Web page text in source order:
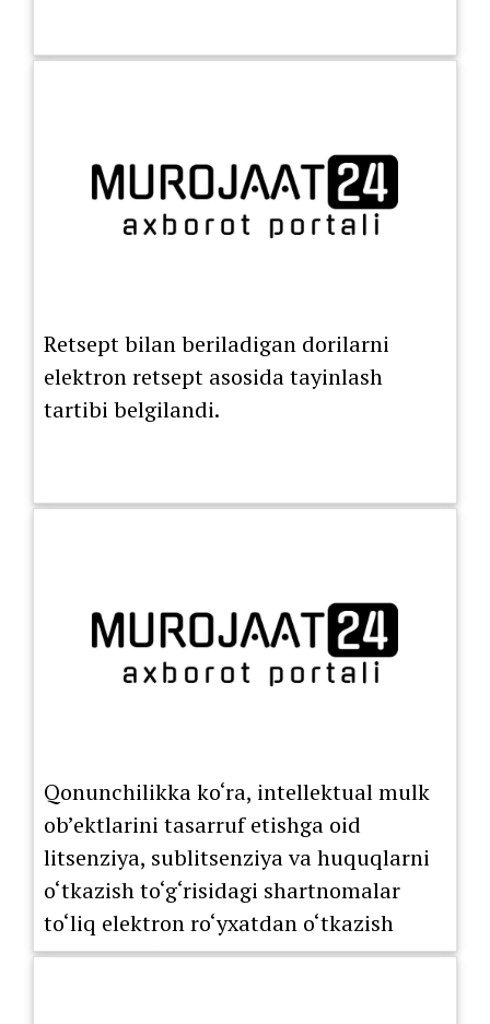
Retsept bilan beriladigan dorilarni
elektron retsept asosida tayinlash
tartibi belgilandi.
Qonunchilikka ko‘ra, intellektual mulk
ob’ektlarini tasarruf etishga oid
litsenziya, sublitsenziya va huquqlarni
o‘tkazish to‘g‘risidagi shartnomalar
to‘liq elektron ro‘yxatdan o‘tkazish
tartibiga o‘tkazildi.